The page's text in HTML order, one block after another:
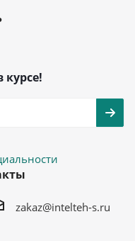
курсе!
zakaz@intelteh-s.ru